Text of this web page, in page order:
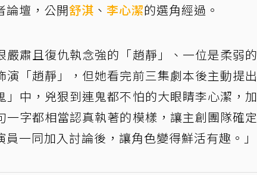
論壇，公開舒淇 、 李心潔的選角經過。
肅且復仇執念強的「趙靜」、一位是柔弱的
「趙靜」，但她看完前三集劇本後主動提出
中，兇狠到連鬼都不怕的大眼睛李心潔，加
字都相當認真執著的模樣，讓主創團隊確定
一同加入討論後，讓角色變得鮮活有趣。」